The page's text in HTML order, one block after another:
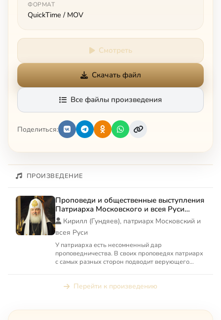
ФОРМАТ
QuickTime / MOV
Смотреть
Скачать файл
Все файлы произведения
Поделиться:
ПРОИЗВЕДЕНИЕ
Проповеди и общественные выступления
Патриарха Московского и всея Руси
Кирилла
Кирилл (Гундяев), патриарх Московский и
всея Руси
У патриарха есть несомненный дар
проповедничества. В своих проповедях патриарх
с самых разных сторон подводит верующего
Перейти к произведению